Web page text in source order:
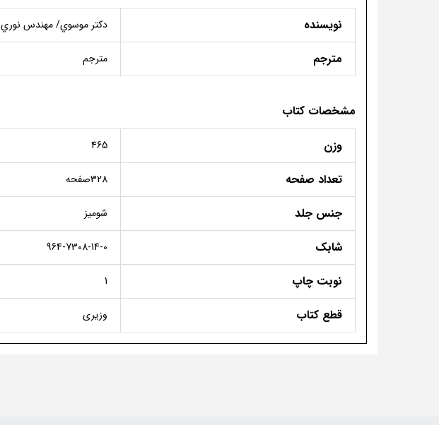
نویسنده
دكتر موسوي/ مهندس نوري
مترجم مترجم
مشخصات کتاب
وزن
465
تعداد صفحه 328صفحه
جنس جلد شومیز
شابک 964-7308-14-0
نوبت چاپ 1
قطع کتاب وزیری